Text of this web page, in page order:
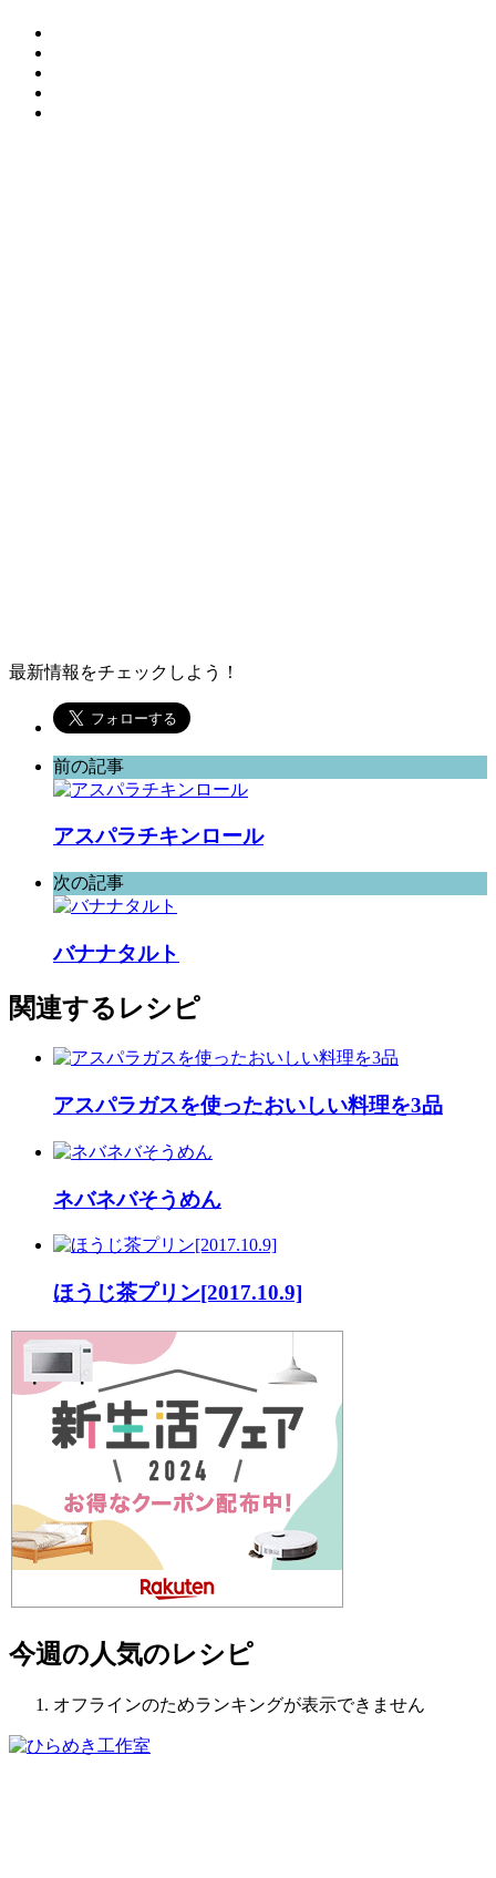
最新情報をチェックしよう！
前の記事
アスパラチキンロール
次の記事
バナナタルト
関連するレシピ
アスパラガスを使ったおいしい料理を3品
ネバネバそうめん
ほうじ茶プリン[2017.10.9]
今週の人気のレシピ
オフラインのためランキングが表示できません